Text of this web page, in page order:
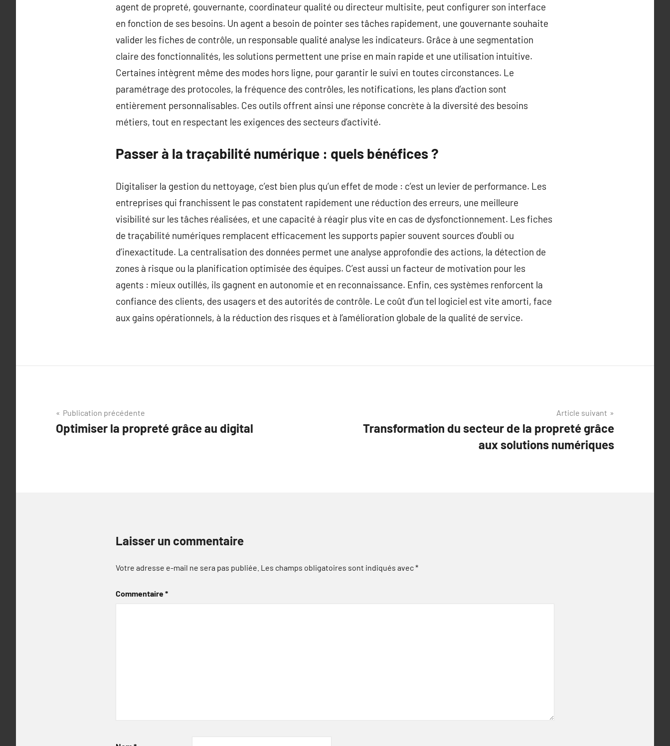
agent de propreté, gouvernante, coordinateur qualité ou directeur multisite, peut configurer son interface
en fonction de ses besoins. Un agent a besoin de pointer ses tâches rapidement, une gouvernante souhaite
valider les fiches de contrôle, un responsable qualité analyse les indicateurs. Grâce à une segmentation
claire des fonctionnalités, les solutions permettent une prise en main rapide et une utilisation intuitive.
Certaines intègrent même des modes hors ligne, pour garantir le suivi en toutes circonstances. Le
paramétrage des protocoles, la fréquence des contrôles, les notifications, les plans d’action sont
entièrement personnalisables. Ces outils offrent ainsi une réponse concrète à la diversité des besoins
métiers, tout en respectant les exigences des secteurs d’activité.
Passer à la traçabilité numérique : quels bénéfices ?
Digitaliser la gestion du nettoyage, c’est bien plus qu’un effet de mode : c’est un levier de performance. Les
entreprises qui franchissent le pas constatent rapidement une réduction des erreurs, une meilleure
visibilité sur les tâches réalisées, et une capacité à réagir plus vite en cas de dysfonctionnement. Les fiches
de traçabilité numériques remplacent efficacement les supports papier souvent sources d’oubli ou
d’inexactitude. La centralisation des données permet une analyse approfondie des actions, la détection de
zones à risque ou la planification optimisée des équipes. C’est aussi un facteur de motivation pour les
agents : mieux outillés, ils gagnent en autonomie et en reconnaissance. Enfin, ces systèmes renforcent la
confiance des clients, des usagers et des autorités de contrôle. Le coût d’un tel logiciel est vite amorti, face
aux gains opérationnels, à la réduction des risques et à l’amélioration globale de la qualité de service.
Navigation
de
Publication précédente
Optimiser la propreté grâce au digital
Article suivant
Transformation du secteur de la propreté grâce
aux solutions numériques
Laisser un commentaire
Votre adresse e-mail ne sera pas publiée. Les champs obligatoires sont indiqués avec*
Commentaire*